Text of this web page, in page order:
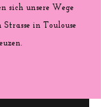
sich unsere Wege
in Toulouse